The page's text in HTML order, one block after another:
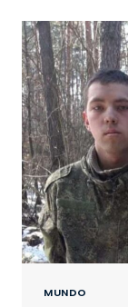
MUNDO